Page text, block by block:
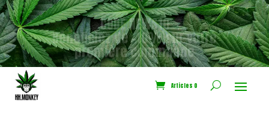
CODE NEWS10
Bénéficiez de -10% sur votre
première commande
Articles 0